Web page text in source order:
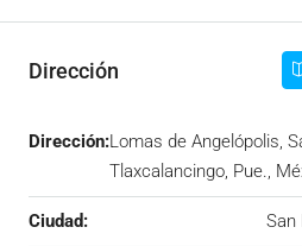
Dirección
Dirección:Lomas de Angelópolis,
Tlaxcalancingo, Pue.,
Ciudad: San